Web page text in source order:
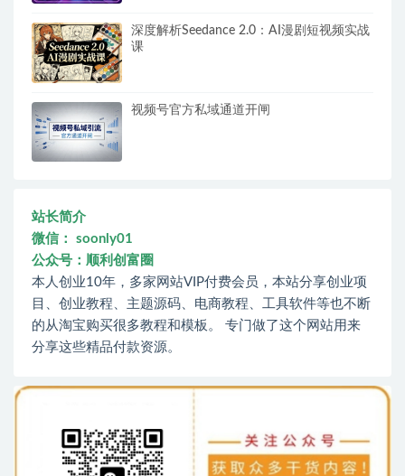
深度解析Seedance 2.0：AI漫剧短视频实战
课
视频号官方私域通道开闸
站长简介
微信： soonly01
公众号：顺利创富圈
本人创业10年，多家网站VIP付费会员，本站分享创业项
目、创业教程、主题源码、电商教程、工具软件等也不断
的从淘宝购买很多教程和模板。 专门做了这个网站用来
分享这些精品付款资源。